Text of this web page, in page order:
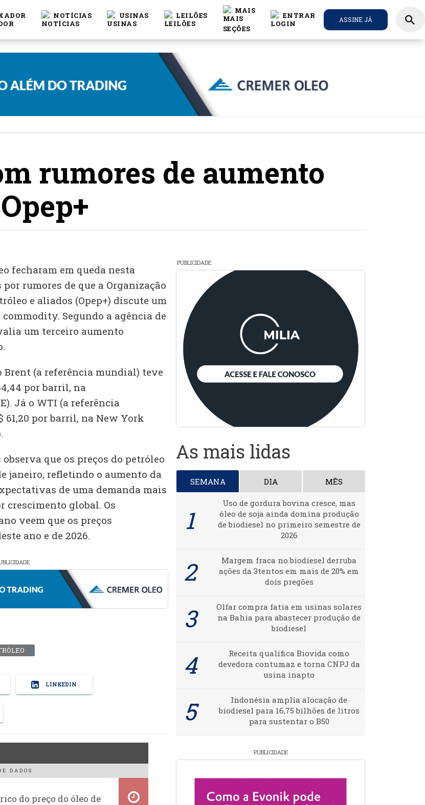
NOTÍCIAS USINAS LEILÕES
MAIS
ENTRAR ASSINE JÁ search
rumores de aumento
fecharam em queda nesta
rumores de que a Organização
e aliados (Opep+) discute um
Segundo a agência de
um terceiro aumento
(a referência mundial) teve
por barril, na
Já o WTI (a referência
61,20 por barril, na New York
que os preços do petróleo
janeiro, refletindo o aumento da
de uma demanda mais
crescimento global. Os
veem que os preços
ano e de 2026.
LINKEDIN
DADOS
do preço do óleo de
PUBLICIDADE
As mais lidas
SEMANA DIA MÊS
Uso de gordura bovina cresce, mas
óleo de soja ainda domina produção
de biodiesel no primeiro semestre de
2026
Margem fraca no biodiesel derruba
ações da 3tentos em mais de 20% em
dois pregões
Olfar compra fatia em usinas solares
na Bahia para abastecer produção de
biodiesel
Receita qualifica Biovida como
devedora contumaz e torna CNPJ da
usina inapto
Indonésia amplia alocação de
biodiesel para 16,75 bilhões de litros
para sustentar o B50
PUBLICIDADE